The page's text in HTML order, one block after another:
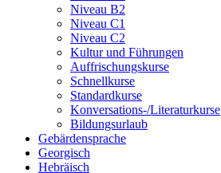
Niveau B2
Niveau C1
Niveau C2
Kultur und Führungen
Auffrischungskurse
Schnellkurse
Standardkurse
Konversations-/Literaturkurse
Bildungsurlaub
Gebärdensprache
Georgisch
Hebräisch